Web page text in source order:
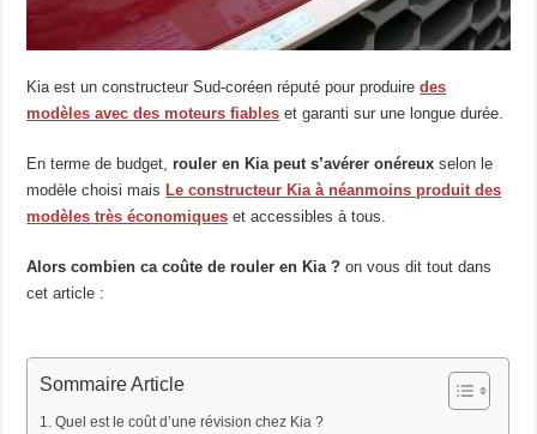
Kia est un constructeur Sud-coréen réputé pour produiredes
modèles avec des moteurs fiables et garanti sur une longue durée.
En terme de budget,rouler en Kia peut s’avérer onéreux selon le
modèle choisi maisLe constructeur Kia à néanmoins produit des
modèles très économiques et accessibles à tous.
Alors combien ca coûte de rouler en Kia ? on vous dit tout dans
cet article :
Sommaire Article
Quel est le coût d’une révision chez Kia ?